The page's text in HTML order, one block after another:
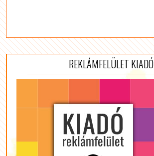
REKLÁMFELÜLET KIADÓ